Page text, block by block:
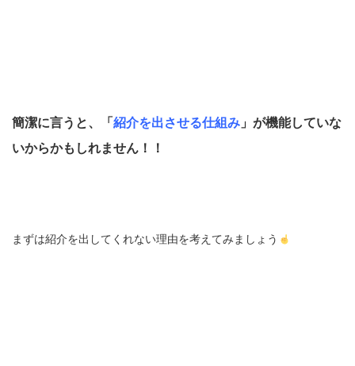
簡潔に言うと、「 紹介を出させる仕組み 」が機能していな
いからかもしれません！！
まずは紹介を出してくれない理由を考えてみましょう